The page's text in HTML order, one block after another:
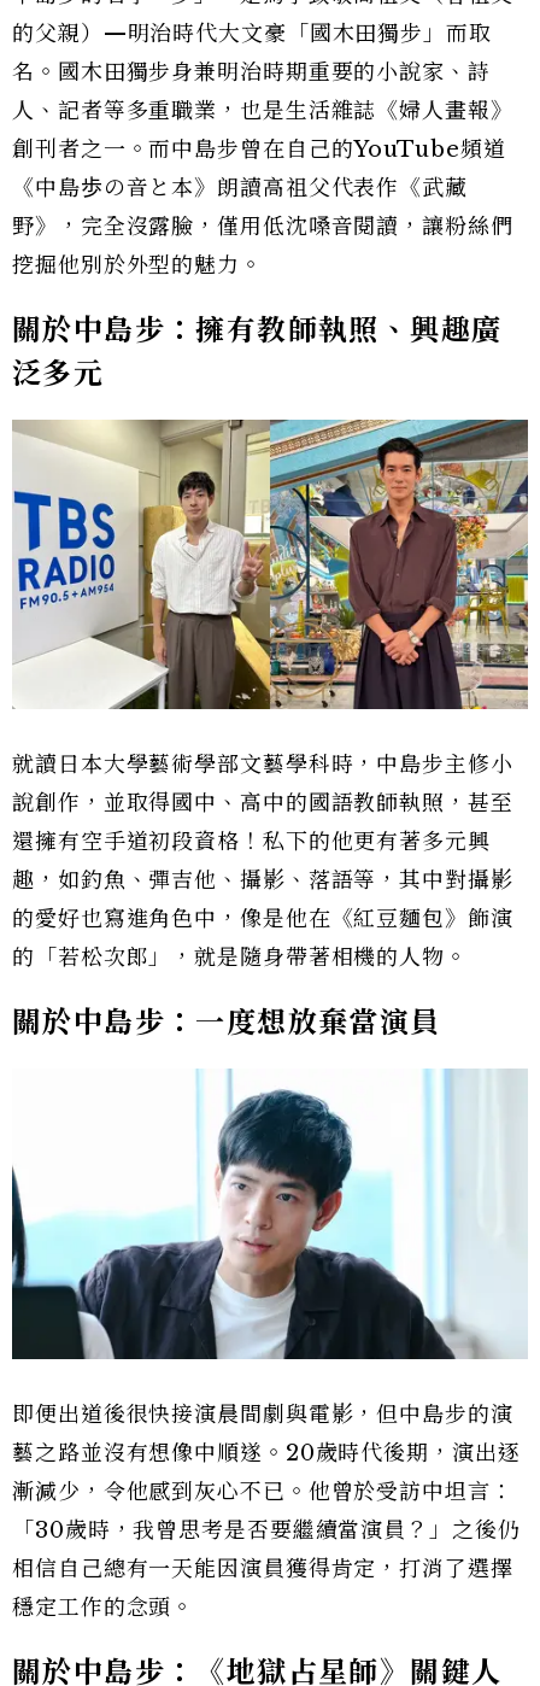
的父親）—明治時代大文豪「國木田獨步」而取
名。國木田獨步身兼明治時期重要的小說家、詩
人、記者等多重職業，也是生活雜誌《婦人畫報》
創刊者之一。而中島步曾在自己的YouTube頻道
《中島歩の音と本》朗讀高祖父代表作《武藏
野》，完全沒露臉，僅用低沈嗓音閱讀，讓粉絲們
挖掘他別於外型的魅力。
關於中島步：擁有教師執照、興趣廣
泛多元
就讀日本大學藝術學部文藝學科時，中島步主修小
說創作，並取得國中、高中的國語教師執照，甚至
還擁有空手道初段資格！私下的他更有著多元興
趣，如釣魚、彈吉他、攝影、落語等，其中對攝影
的愛好也寫進角色中，像是他在《紅豆麵包》飾演
的「若松次郎」，就是隨身帶著相機的人物。
關於中島步：一度想放棄當演員
即便出道後很快接演晨間劇與電影，但中島步的演
藝之路並沒有想像中順遂。20歲時代後期，演出逐
漸減少，令他感到灰心不已。他曾於受訪中坦言：
「30歲時，我曾思考是否要繼續當演員？」之後仍
相信自己總有一天能因演員獲得肯定，打消了選擇
穩定工作的念頭。
關於中島步：《地獄占星師》關鍵人